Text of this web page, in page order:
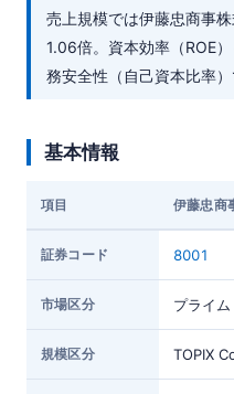
売上規模では伊藤忠商事
1.06倍。資本効率（ROE
務安全性（自己資本比率
基本情報
項目 伊藤忠商
証券コード 8001
市場区分 プライム
規模区分 TOPIX